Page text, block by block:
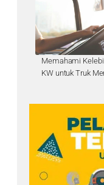
Memahami
KW untuk Truk